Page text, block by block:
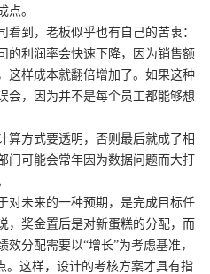
点。
看到，老板似乎也有自己的苦衷：
的利润率会快速下降，因为销售额
这样成本就翻倍增加了。如果这种
会，因为并不是每个员工都能够想
算方式要透明，否则最后就成了相
门可能会常年因为数据问题而大打
对未来的一种预期，是完成目标任
，奖金置后是对新蛋糕的分配，而
分配需要以“增长”为考虑基准，
。这样，设计的考核方案才具有指